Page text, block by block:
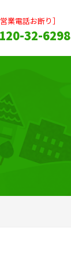
営業電話お断り］
32-6298